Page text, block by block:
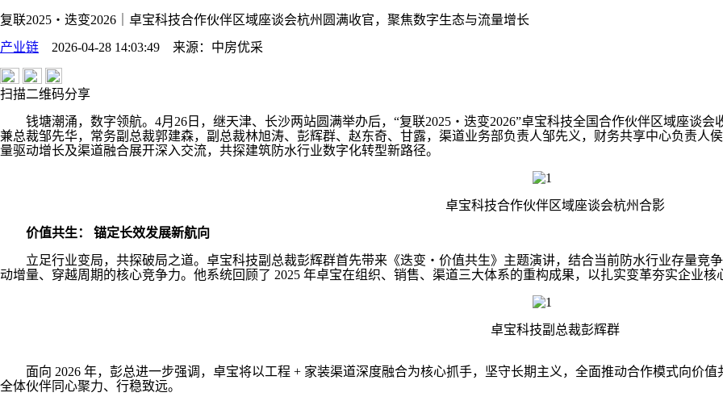
复联2025・迭变2026｜卓宝科技合作伙伴区域座谈会杭州圆满收官，聚焦数字生态与流量增长
产业链 2026-04-28 14:03:49 来源： 中房优采
扫描二维码分享
钱塘潮涌，数字领航。4月26日，继天津、长沙两站圆满举办后，“复联2025・迭变2026”卓宝科技全国合作伙伴区域座谈会
兼总裁邹先华，常务副总裁郭建森，副总裁林旭涛、彭辉群、赵东奇、甘露，渠道业务部负责人邹先义，财务共享中心负责人
量驱动增长及渠道融合展开深入交流，共探建筑防水行业数字化转型新路径。
卓宝科技合作伙伴区域座谈会杭州合影
价值共生： 锚定长效发展新航向
立足行业变局，共探破局之道。卓宝科技副总裁彭辉群首先带来《迭变・价值共生》主题演讲，结合当前防水行业存量竞
动增量、穿越周期的核心竞争力。他系统回顾了 2025 年卓宝在组织、销售、渠道三大体系的重构成果，以扎实变革夯实企业核
卓宝科技副总裁彭辉群
面向 2026 年，彭总进一步强调，卓宝将以工程 + 家装渠道深度融合为核心抓手，坚守长期主义，全面推动合作模式向价
全体伙伴同心聚力、行稳致远。